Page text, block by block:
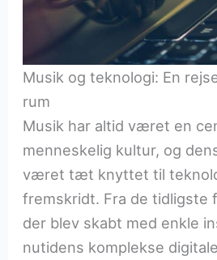
Musik og teknologi: En
rum
Musik har altid været en
menneskelig kultur, og
været tæt knyttet til
fremskridt. Fra de tidligste
der blev skabt med enkle
nutidens komplekse